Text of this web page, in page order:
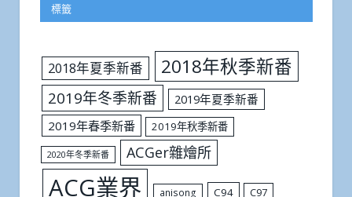
標籤
2018年夏季新番 2018年秋季新番
2019年冬季新番
2019年夏季新番
2019年春季新番
2019年秋季新番
2020年冬季新番 ACGer雜燴所
ACG業界 anisong C94 C97